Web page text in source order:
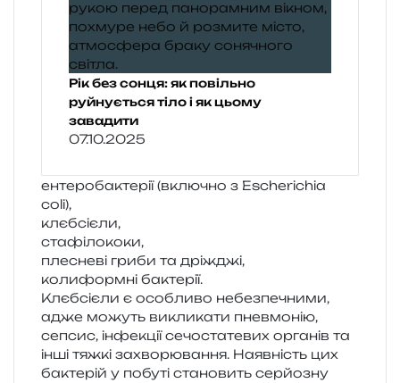
Рік без сонця: як повільно
руйнується тіло і як цьому
завадити
07.10.2025
енте­ро­ба­кте­рії (вклю­чно з Escherichia
coli),
клєб­сі­є­ли,
ста­фі­ло­ко­ки,
пле­сне­ві гриби та дріжджі,
коли­форм­ні бактерії.
Клєбсієли є осо­бли­во небез­пе­чни­ми,
адже можуть викли­ка­ти пнев­мо­нію,
сепсис, інфе­кції сечо­ста­те­вих орга­нів та
інші тяжкі захво­рю­ва­н­ня. Наявність цих
бакте­рій у побу­ті ста­но­вить сер­йо­зну